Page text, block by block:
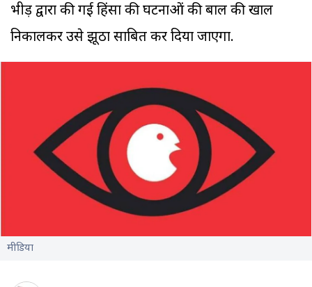
भीड़ द्वारा की गई हिंसा की घटनाओं की बाल की खाल
निकालकर उसे झूठा साबित कर दिया जाएगा.
मीडिया